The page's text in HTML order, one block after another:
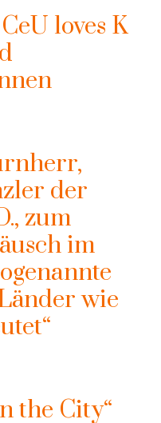
loves K
der
zum
im
wie
the City“